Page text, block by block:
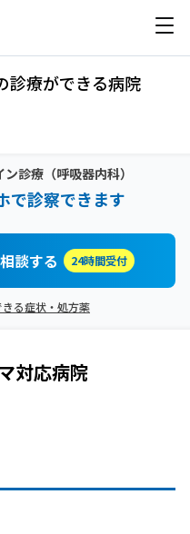
診療ができる病院
ン診療（呼吸器内科）
で診察できます
談する 24時間受付
る症状・処方薬
対応病院